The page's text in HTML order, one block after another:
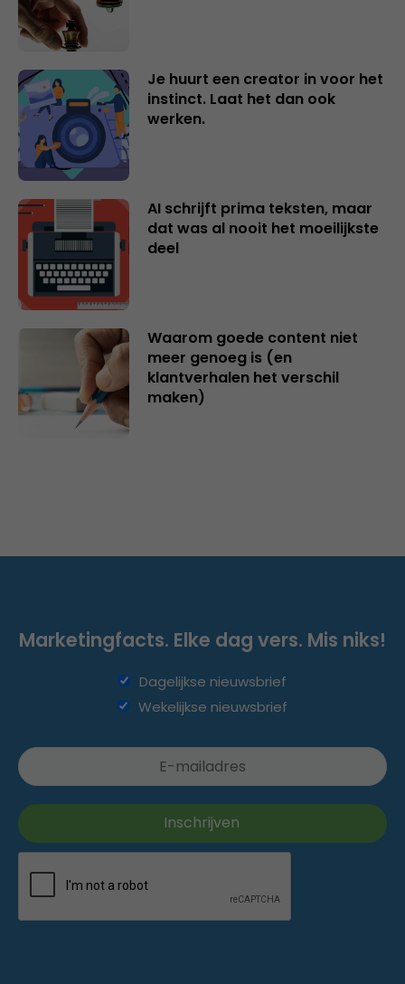
Je huurt een creator in voor het
instinct. Laat het dan ook
werken.
AI schrijft prima teksten, maar
dat was al nooit het moeilijkste
deel
Waarom goede content niet
meer genoeg is (en
klantverhalen het verschil
maken)
Marketingfacts. Elke dag vers. Mis niks!
Dagelijkse nieuwsbrief
Wekelijkse nieuwsbrief